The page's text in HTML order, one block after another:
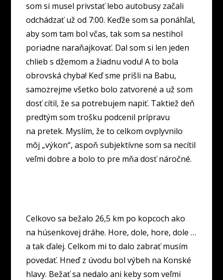
som si musel privstať lebo autobusy začali
odchádzať už od 7:00. Keďže som sa ponáhľal,
aby som tam bol včas, tak som sa nestihol
poriadne naraňajkovať. Dal som si len jeden
chlieb s džemom a žiadnu vodu! A to bola
obrovská chyba! Keď sme prišli na Babu,
samozrejme všetko bolo zatvorené a už som
dosť cítil, že sa potrebujem napiť. Taktiež deň
predtým som trošku podcenil prípravu
na pretek. Myslím, že to celkom ovplyvnilo
môj „výkon“, aspoň subjektívne som sa necítil
veľmi dobre a bolo to pre mňa dosť náročné.
Celkovo sa bežalo 26,5 km po kopcoch ako
na húsenkovej dráhe. Hore, dole, hore, dole …
a tak ďalej. Celkom mi to dalo zabrať musím
povedať. Hneď z úvodu bol výbeh na Konské
hlavy. Bežať sa nedalo ani keby som veľmi